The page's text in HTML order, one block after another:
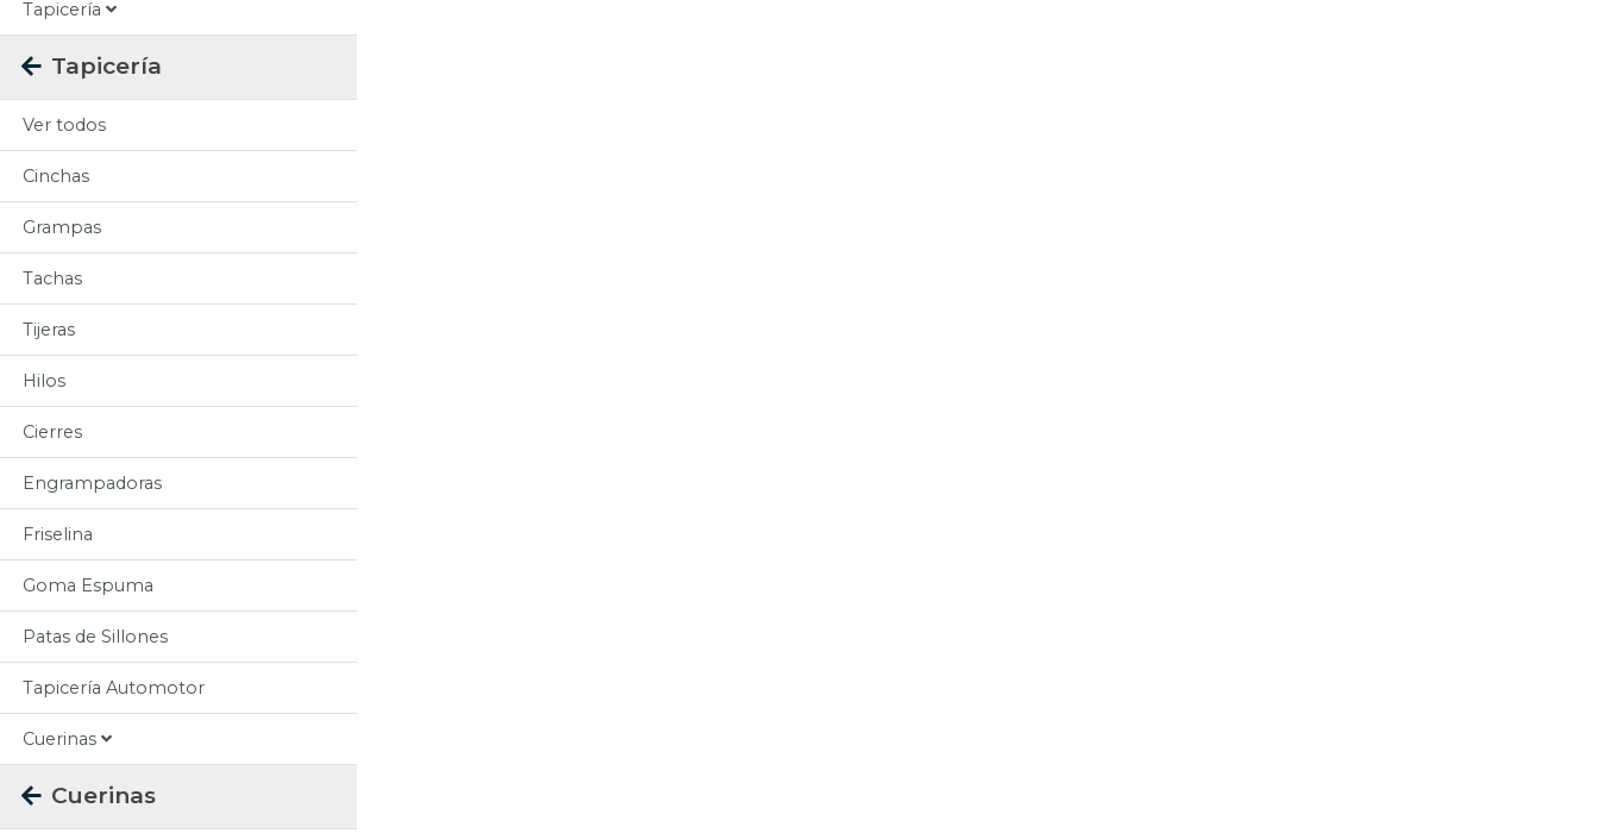
Tapicería
Tapicería
Ver todos
Cinchas
Grampas
Tachas
Tijeras
Hilos
Cierres
Engrampadoras
Friselina
Goma Espuma
Patas de Sillones
Tapicería Automotor
Cuerinas
Cuerinas